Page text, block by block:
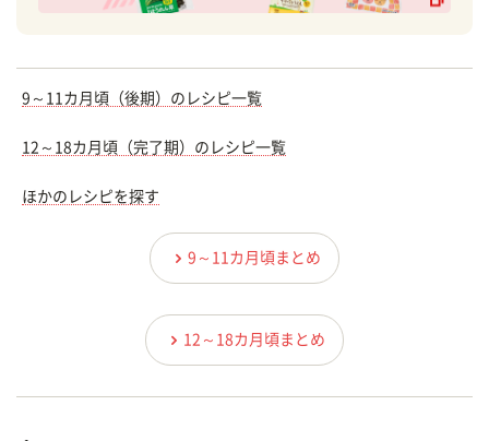
9～11カ月頃（後期）のレシピ一覧
12～18カ月頃（完了期）のレシピ一覧
ほかのレシピを探す
9～11カ月頃まとめ
12～18カ月頃まとめ